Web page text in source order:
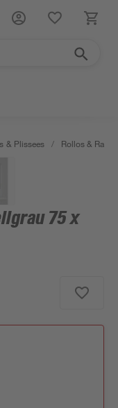
& Plissees / Rollos &
75 x